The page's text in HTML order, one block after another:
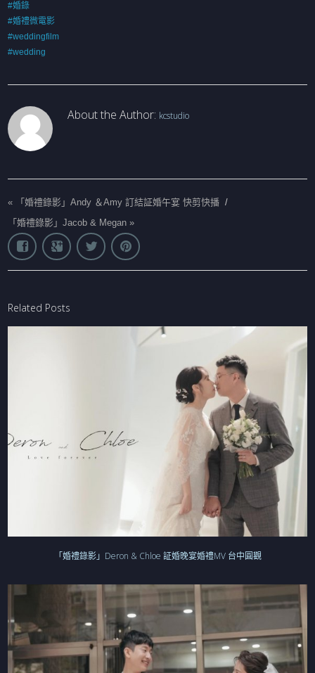
#婚錄
#婚禮微電影
#weddingfilm
#wedding
About the Author: kcstudio
« 「婚禮錄影」Andy ＆Amy 訂結証婚午宴 快剪快播 /
「婚禮錄影」Jacob & Megan »
Related Posts
「婚禮錄影」Deron & Chloe 証婚晚宴婚禮MV 台中圓觀